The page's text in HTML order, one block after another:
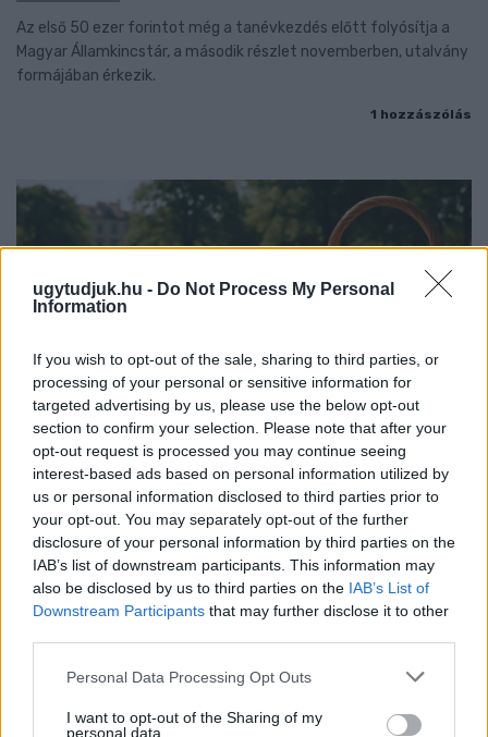
ugytudjuk.hu - Do Not Process My Personal
Information
If you wish to opt-out of the sale, sharing to third parties, or
processing of your personal or sensitive information for
targeted advertising by us, please use the below opt-out
section to confirm your selection. Please note that after your
opt-out request is processed you may continue seeing
interest-based ads based on personal information utilized by
us or personal information disclosed to third parties prior to
your opt-out. You may separately opt-out of the further
disclosure of your personal information by third parties on the
IAB’s list of downstream participants. This information may
also be disclosed by us to third parties on the IAB’s List of
Downstream Participants that may further disclose it to other
Please note that this website/app uses one or more Google
not limited to your visit or usage behaviour. You may click to
Personal Data Processing Opt Outs
I want to opt-out of the Sharing of my
personal data.
Az első 50 ezer forintot még a tanévkezdés előtt folyósítja a
Magyar Államkincstár, a második részlet novemberben, utalvány
formájában érkezik.
1 hozzászólás
PIKNIK ITALOK: ÍZEK ÉS ÉLMÉNYEK A SZABADBAN
Ahogy tavaszodik és a nap egyre tovább marad velünk, sokaknak
támad kedve kirándulni a természetbe.
Szólj hozzá!